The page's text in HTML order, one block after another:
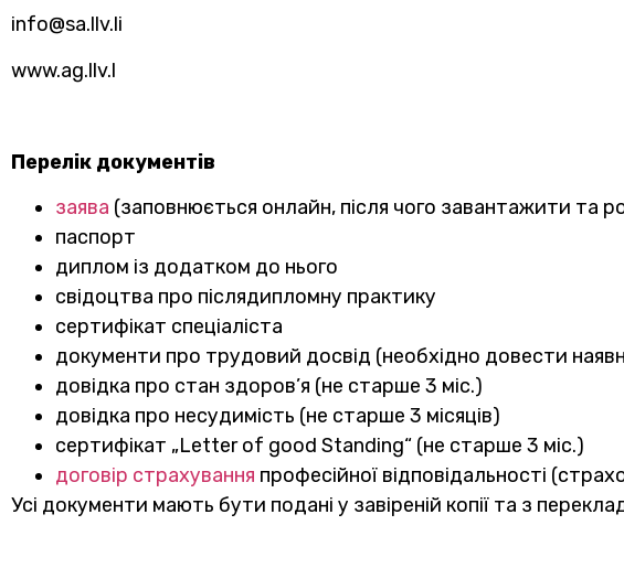
info@sa.llv.li
www.ag.llv.l
Перелік документів
заява (заповнюється онлайн, після чого завантажити та
паспорт
диплом із додатком до нього
свідоцтва про післядипломну практику
сертифікат спеціаліста
документи про трудовий досвід (необхідно довести
довідка про стан здоров’я (не старше 3 міс.)
довідка про несудимість (не старше 3 місяців)
сертифікат „Letter of good Standing“ (не старше 3 міс.)
договір страхування професійної відповідальності
Усі документи мають бути подані у завіреній копії та з